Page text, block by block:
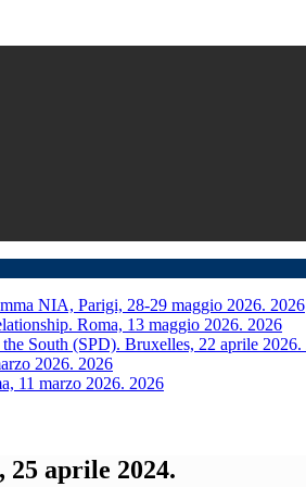
NIA, Parigi, 28-29 maggio 2026. 2026
Roma, 13 maggio 2026. 2026
South (SPD). Bruxelles, 22 aprile 2026.
2026. 2026
11 marzo 2026. 2026
25 aprile 2024.